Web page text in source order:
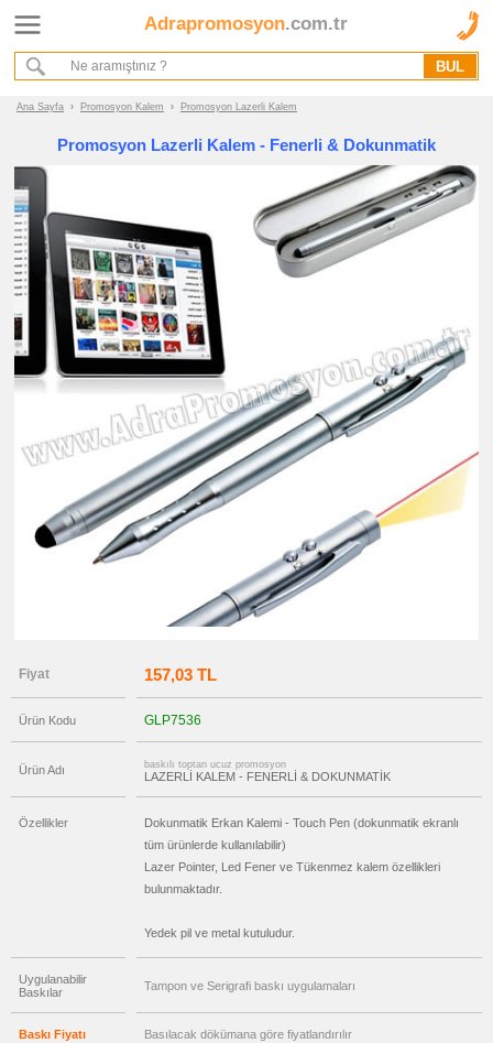
Adrapromosyon.com.tr
Ana Sayfa › Promosyon Kalem › Promosyon Lazerli Kalem
Promosyon Lazerli Kalem - Fenerli & Dokunmatik
Fiyat 157,03 TL
Ürün Kodu GLP7536
Ürün Adı baskılı toptan ucuz promosyon
LAZERLİ KALEM - FENERLİ & DOKUNMATİK
Özellikler
Dokunmatik Erkan Kalemi - Touch Pen (dokunmatik ekranlı
tüm ürünlerde kullanılabilir)
Lazer Pointer, Led Fener ve Tükenmez kalem özellikleri
bulunmaktadır.
Yedek pil ve metal kutuludur.
Uygulanabilir
Baskılar
Tampon ve Serigrafi baskı uygulamaları
Baskı Fiyatı Basılacak dökümana göre fiyatlandırılır
Ana Sayfa
Hakkımızda
Kurumsal Hizmet Akışımız
Promosyon
Ürünleri
promosyon
Kalem
promosyon
Plastik
Kalem
promosyon
Metal
Kalem
promosyon
promosyon
Versatil
Kalem
promosyon
promosyon
Lazerli
Kalem
Kalem
promosyon
promosyon
Ajanda
&